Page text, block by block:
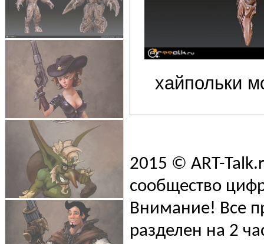
хайпольки
2015 © ART-
сообщество
Внимание! Все
разделен на 2